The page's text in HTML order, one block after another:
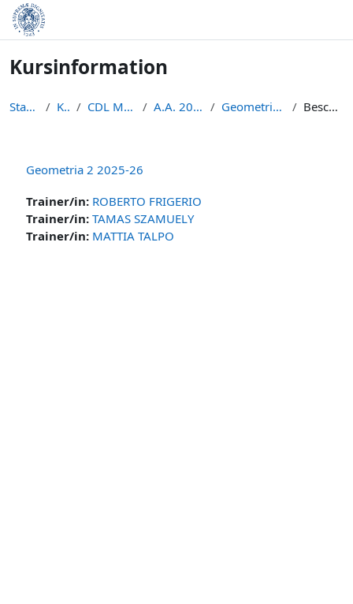
Zum Hauptinhalt
Kursinformation
Startseite Kurse CDL Matematica A.A. 2025 - 2026 Geometria 2 2025-26 Beschreibung
Geometria 2 2025-26
Trainer/in: ROBERTO FRIGERIO
Trainer/in: TAMAS SZAMUELY
Trainer/in: MATTIA TALPO